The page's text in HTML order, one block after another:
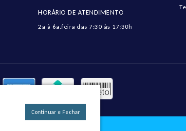
HORÁRIO DE ATENDIMENTO
2a à 6a.feira das 7:30 às 17:30h
Continuar e Fechar